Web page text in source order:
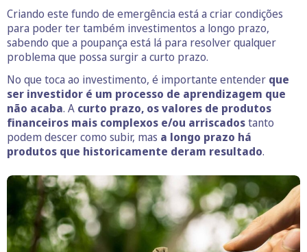
Criando este fundo de emergência está a criar condições
para poder ter também investimentos a longo prazo,
sabendo que a poupança está lá para resolver qualquer
problema que possa surgir a curto prazo.
No que toca ao investimento, é importante entender que
ser investidor é um processo de aprendizagem que
não acaba. A curto prazo, os valores de produtos
financeiros mais complexos e/ou arriscadostanto
podem descer como subir, mas a longo prazo há
produtos que historicamente deram resultado.